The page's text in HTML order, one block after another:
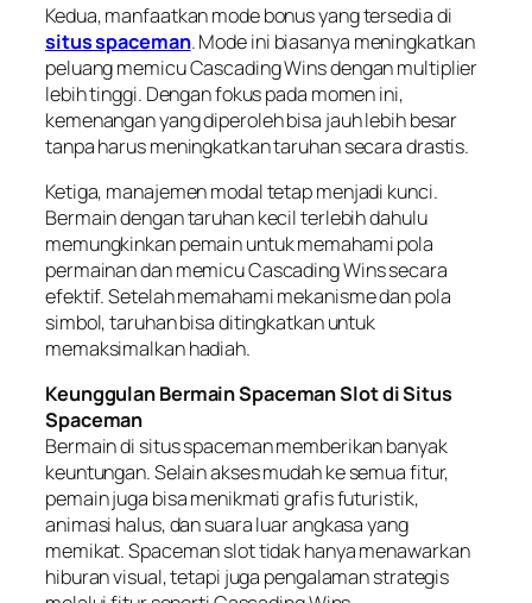
Kedua, manfaatkan mode bonus yang tersedia di
situs spaceman. Mode ini biasanya meningkatkan
peluang memicu Cascading Wins dengan multiplier
lebih tinggi. Dengan fokus pada momen ini,
kemenangan yang diperoleh bisa jauh lebih besar
tanpa harus meningkatkan taruhan secara drastis.
Ketiga, manajemen modal tetap menjadi kunci.
Bermain dengan taruhan kecil terlebih dahulu
memungkinkan pemain untuk memahami pola
permainan dan memicu Cascading Wins secara
efektif. Setelah memahami mekanisme dan pola
simbol, taruhan bisa ditingkatkan untuk
memaksimalkan hadiah.
Keunggulan Bermain Spaceman Slot di Situs
Spaceman
Bermain di situs spaceman memberikan banyak
keuntungan. Selain akses mudah ke semua fitur,
pemain juga bisa menikmati grafis futuristik,
animasi halus, dan suara luar angkasa yang
memikat. Spaceman slot tidak hanya menawarkan
hiburan visual, tetapi juga pengalaman strategis